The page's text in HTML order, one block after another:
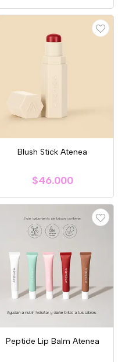
Blush Stick Atenea
$46.000
Peptide Lip Balm Atenea